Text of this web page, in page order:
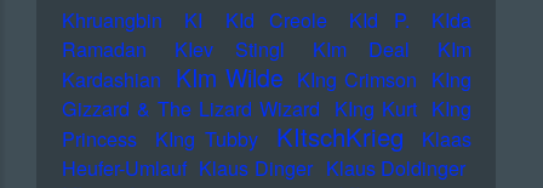
Khruangbin
KI KId Creole KId P.
KIda
Ramadan
KIev Stingl KIm Deal
KIm
Kardashian KIm Wilde KIng Crimson KIng
Gizzard & The Lizard Wizard KIng Kurt KIng
Princess
KIng Tubby KItschKrieg
Klaas
Heufer-Umlauf Klaus Dinger Klaus Doldinger